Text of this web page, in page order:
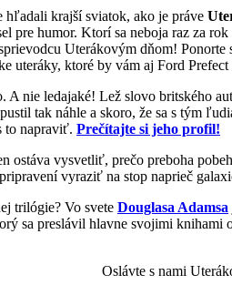
hľadali krajší sviatok, ako je práve
pre humor. Ktorí sa neboja raz za
Uterákovým dňom!
uteráky, ktoré by vám aj Ford
nie ledajaké! Lež slovo britského
tak náhle a skoro, že sa s tým
to napraviť. Prečítajte si jeho profil!
ostáva vysvetliť, prečo preboha
vyraziť na stop naprieč
trilógie? Vo svete Douglasa Adamsa
sa preslávil hlavne svojimi knihami
Oslávte s nami